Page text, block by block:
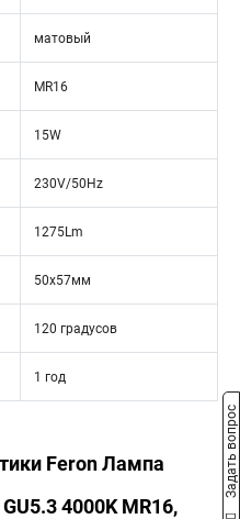
матовый
MR16
15W
230V/50Hz
1275Lm
50х57мм
120 градусов
1 год
Feron Лампа
4000K MR16,
Задать вопрос